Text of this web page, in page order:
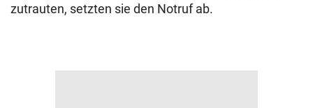
zutrauten, setzten sie den Notruf ab.